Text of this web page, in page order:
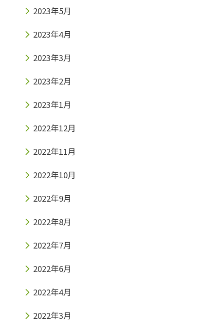
2023年5月
2023年4月
2023年3月
2023年2月
2023年1月
2022年12月
2022年11月
2022年10月
2022年9月
2022年8月
2022年7月
2022年6月
2022年4月
2022年3月